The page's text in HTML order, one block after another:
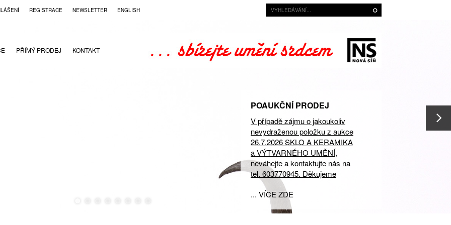
REGISTRACE NEWSLETTER ENGLISH
PŘÍMÝ PRODEJ KONTAKT
POAUKČNÍ PRODEJ
V případě zájmu o jakoukoliv
nevydraženou položku z aukce
26.7.2026 SKLO A KERAMIKA
a VÝTVARNÉHO UMĚNÍ,
neváhejte a kontaktujte nás na
tel. 603770945. Děkujeme
... VÍCE ZDE